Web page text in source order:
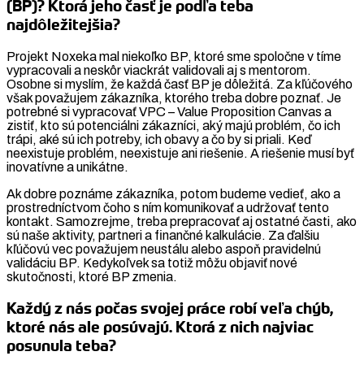
(BP)? Ktorá jeho časť je podľa teba
najdôležitejšia?
Projekt Noxeka mal niekoľko BP, ktoré sme spoločne v tíme
vypracovali a neskôr viackrát validovali aj s mentorom.
Osobne si myslím, že každá časť BP je dôležitá. Za kľúčového
však považujem zákazníka, ktorého treba dobre poznať. Je
potrebné si vypracovať VPC – Value Proposition Canvas a
zistiť, kto sú potenciálni zákazníci, aký majú problém, čo ich
trápi, aké sú ich potreby, ich obavy a čo by si priali. Keď
neexistuje problém, neexistuje ani riešenie. A riešenie musí byť
inovatívne a unikátne.
Ak dobre poznáme zákazníka, potom budeme vedieť, ako a
prostredníctvom čoho s ním komunikovať a udržovať tento
kontakt. Samozrejme, treba prepracovať aj ostatné časti, ako
sú naše aktivity, partneri a finančné kalkulácie. Za ďalšiu
kľúčovú vec považujem neustálu alebo aspoň pravidelnú
validáciu BP. Kedykoľvek sa totiž môžu objaviť nové
skutočnosti, ktoré BP zmenia.
Každý z nás počas svojej práce robí veľa chýb,
ktoré nás ale posúvajú. Ktorá z nich najviac
posunula teba?